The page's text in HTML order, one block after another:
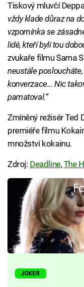
Tiskový mluvčí
vždy klade důraz na
vzpomínka se
lidé, kteří byli tou
zvukaře filmu Sama
neustále
konverzace... Nic
pamatoval.“
Zmíněný režisér Ted
premiéře filmu
množství kokainu.
Zdroj: Deadline,The
JOKER